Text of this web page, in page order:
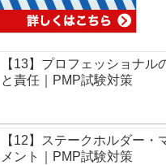
【13】プロフェッショナル
と責任｜PMP試験対策
【12】ステークホルダー・
メント｜PMP試験対策